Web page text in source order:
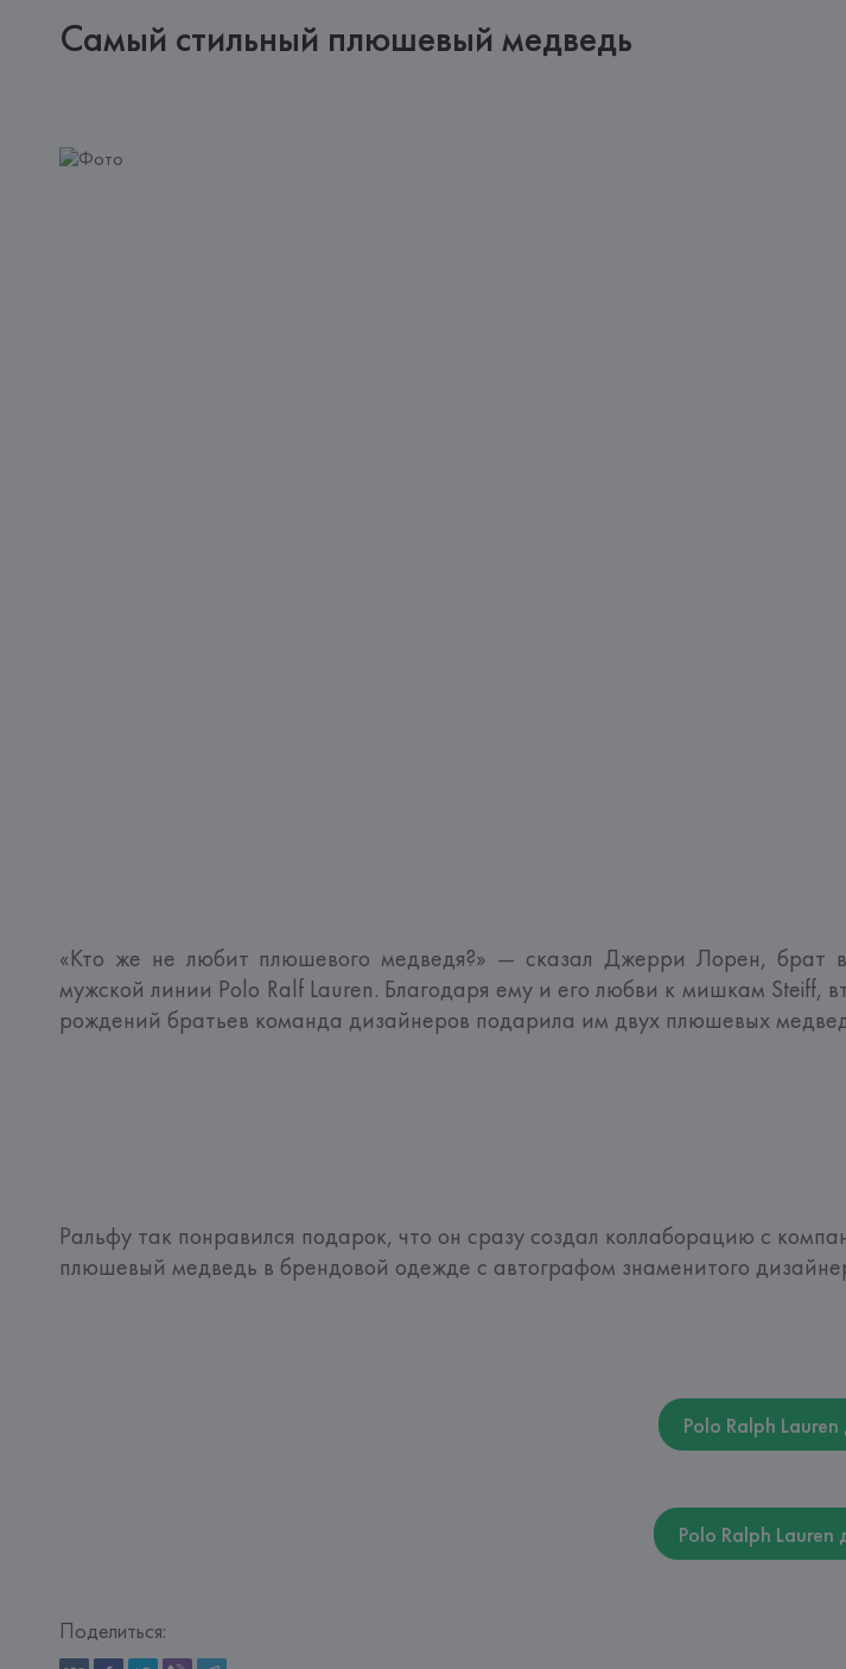
Самый стильный плюшевый медведь
«Кто же не любит плюшевого медведя?» — сказал Джерри Лорен, брат
мужской линии Polo Ralf Lauren. Благодаря ему и его любви к мишкам
рождений братьев команда дизайнеров подарила им двух плюшевых
Ральфу так понравился подарок, что он сразу создал коллаборацию с
плюшевый медведь в брендовой одежде с автографом знаменитого
Polo Ralph Lauren
Polo Ralph Lauren
Поделиться: